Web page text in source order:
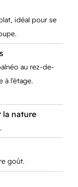
idéal pour se
au rez-de-
à l’étage.
la nature
goût.